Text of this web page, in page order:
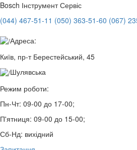
Bosch Інструмент Сервіс
(044) 467-51-11 (050) 363-51-60 (067)
Адреса:
Київ, пр-т Берестейський, 45
Шулявська
Режим роботи:
Пн-Чт: 09-00 до 17-00;
П'ятниця: 09-00 до 15-00;
Сб-Нд: вихідний